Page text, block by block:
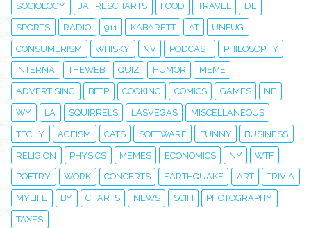
SOCIOLOGY JAHRESCHARTS FOOD TRAVEL DE
SPORTS RADIO 911 KABARETT AT UNFUG
CONSUMERISM WHISKY NV PODCAST PHILOSOPHY
INTERNA THEWEB QUIZ HUMOR MEME
ADVERTISING BFTP COOKING COMICS GAMES NE
WY LA SQUIRRELS LASVEGAS MISCELLANEOUS
TECHY AGEISM CATS SOFTWARE FUNNY BUSINESS
RELIGION PHYSICS MEMES ECONOMICS NY WTF
POETRY WORK CONCERTS EARTHQUAKE ART TRIVIA
MYLIFE BY CHARTS NEWS SCIFI PHOTOGRAPHY
TAXES